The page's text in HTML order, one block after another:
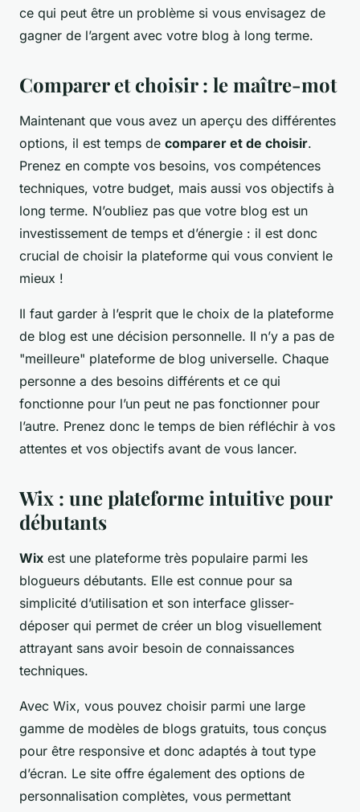
ce qui peut être un problème si vous envisagez de
gagner de l’argent avec votre blog à long terme.
Comparer et choisir : le maître-mot
Maintenant que vous avez un aperçu des différentes
options, il est temps de comparer et de choisir.
Prenez en compte vos besoins, vos compétences
techniques, votre budget, mais aussi vos objectifs à
long terme. N’oubliez pas que votre blog est un
investissement de temps et d’énergie : il est donc
crucial de choisir la plateforme qui vous convient le
mieux !
Il faut garder à l’esprit que le choix de la plateforme
de blog est une décision personnelle. Il n’y a pas de
"meilleure" plateforme de blog universelle. Chaque
personne a des besoins différents et ce qui
fonctionne pour l’un peut ne pas fonctionner pour
l’autre. Prenez donc le temps de bien réfléchir à vos
attentes et vos objectifs avant de vous lancer.
Wix : une plateforme intuitive pour
débutants
Wix est une plateforme très populaire parmi les
blogueurs débutants. Elle est connue pour sa
simplicité d’utilisation et son interface glisser-
déposer qui permet de créer un blog visuellement
attrayant sans avoir besoin de connaissances
techniques.
Avec Wix, vous pouvez choisir parmi une large
gamme de modèles de blogs gratuits, tous conçus
pour être responsive et donc adaptés à tout type
d’écran. Le site offre également des options de
personnalisation complètes, vous permettant